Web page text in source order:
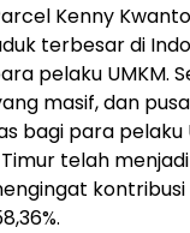
Kenny
terbesar di
pelaku UMKM.
masif, dan
bagi para
telah